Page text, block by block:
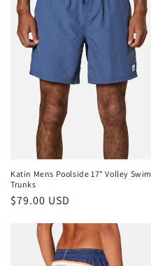
Katin Mens Poolside 17" Volley Swim
Trunks
Normaler
$79.00 USD